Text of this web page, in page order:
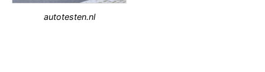
autotesten.nl